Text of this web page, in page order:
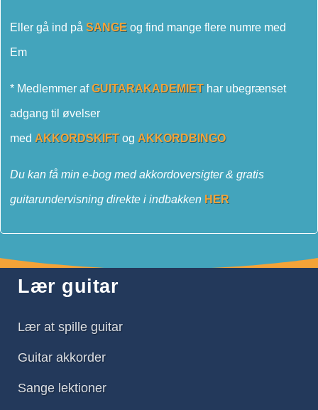
Eller gå ind på SANGE og find mange flere numre med
Em
* Medlemmer afGUITARAKADEMIEThar ubegrænset
adgang til øvelser
med AKKORDSKIFTog AKKORDBINGO
Du kan få min e-bog med akkordoversigter & gratis
guitarundervisning direkte i indbakken HER
Lær guitar
Lær at spille guitar
Guitar akkorder
Sange lektioner